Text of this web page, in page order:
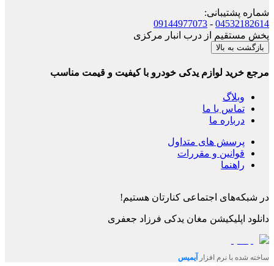
شماره پشتیبانی:
04532182614
-
09144977073
پخش مستقیم از درب انبار مرکزی
بازگشت به بالا
مرجع خرید لوازم یدکی خودرو با کیفیت و قیمت مناسب
وبلاگ
تماس با ما
درباره ما
پرسش های متداول
قوانین و مقررات
راهنما
در شبکه‌های اجتماعی کنارتان هستیم!
دانلود اپلیکیشن مغان یدکی فرزاد جعفری
ساخته شده با نرم افزار آیمیس